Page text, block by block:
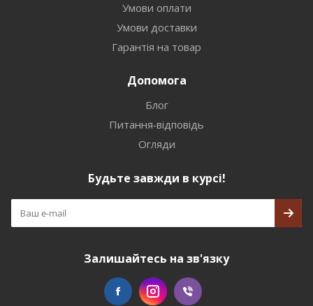
Умови оплати
Умови доставки
Гарантія на товар
Допомога
Блог
Питання-відповідь
Огляди
Будьте завжди в курсі!
Залишайтесь на зв'язку